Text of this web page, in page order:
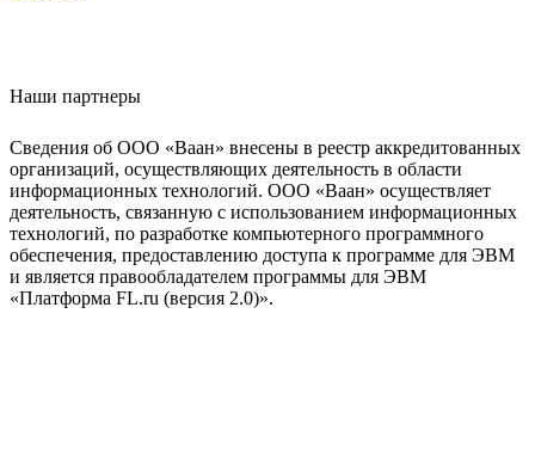
Наши партнеры
Сведения об ООО «Ваан» внесены в реестр аккредитованных
организаций, осуществляющих деятельность в области
информационных технологий. ООО «Ваан» осуществляет
деятельность, связанную с использованием информационных
технологий, по разработке компьютерного программного
обеспечения, предоставлению доступа к программе для ЭВМ
и является правообладателем программы для ЭВМ
«Платформа FL.ru (версия 2.0)».